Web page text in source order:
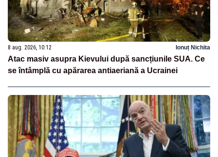
8 aug. 2026, 10:12 Ionuț Nichita
Atac masiv asupra Kievului după sancțiunile SUA. Ce
se întâmplă cu apărarea antiaeriană a Ucrainei